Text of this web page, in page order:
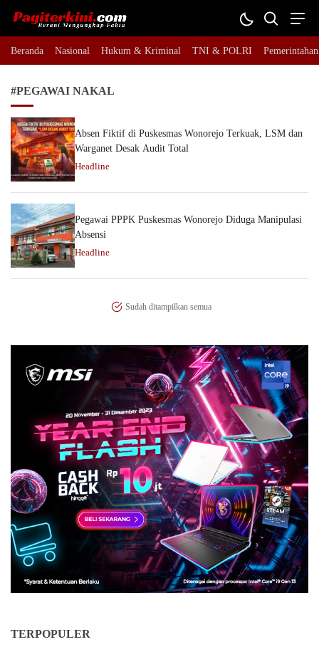
Pagiterkini.com
Berani Mengungkap Fakta
Beranda Nasional Hukum & Kriminal TNI & POLRI Pemerintahan
#PEGAWAI NAKAL
Absen Fiktif di Puskesmas Wonorejo Terkuak, LSM dan
Warganet Desak Audit Total
Headline
Pegawai PPPK Puskesmas Wonorejo Diduga Manipulasi
Absensi
Headline
Sudah ditampilkan semua
TERPOPULER